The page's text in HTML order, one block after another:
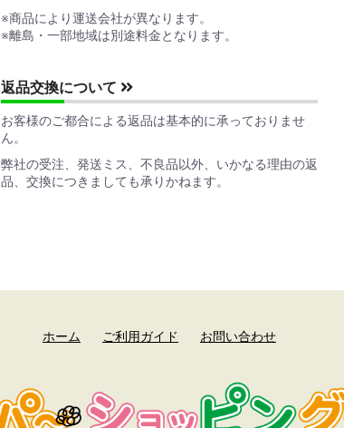
※商品により運送会社が異なります。
※離島・一部地域は別途料金となります。
返品交換について
お客様のご都合による返品は基本的に承っておりませ
ん。
弊社の受注、発送ミス、不良品以外、いかなる理由の返
品、交換につきましても承りかねます。
ホーム ご利用ガイド お問い合わせ